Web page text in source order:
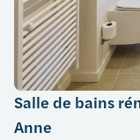
Salle de bains
Anne